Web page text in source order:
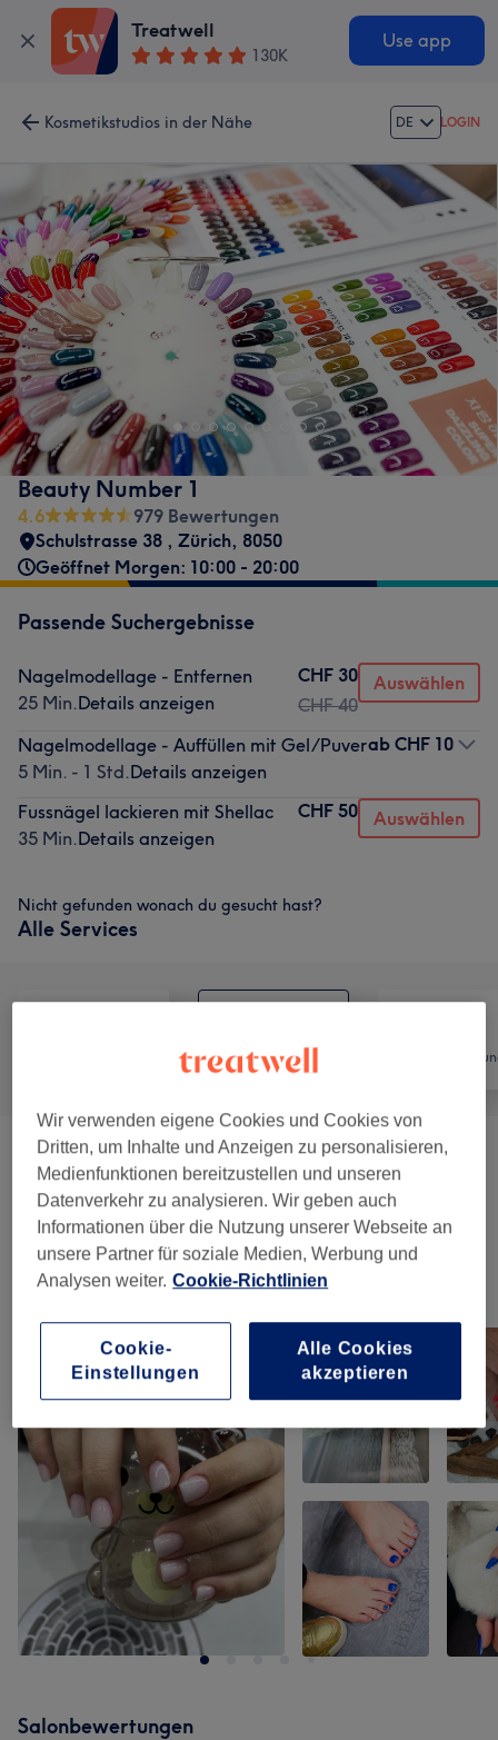
Treatwell
130K
Use app
Kosmetikstudios in der Nähe DE LOGIN
Beauty Number 1
4.6
979 Bewertungen
Schulstrasse 38 , Zürich, 8050
Geöffnet Morgen: 10:00 - 20:00
Passende Suchergebnisse
Nagelmodellage - Entfernen
25 Min.Details anzeigen
CHF 30
CHF 40
Auswählen
Nagelmodellage - Auffüllen mit Gel/Puver
5 Min. - 1 Std.Details anzeigen
ab CHF 10
Fussnägel lackieren mit Shellac
35 Min.Details anzeigen
CHF 50 Auswählen
Nicht gefunden wonach du gesucht hast?
Alle Services
Nägel
Manicure & Pedicure ( 7)
Nagelmodellagen ) ab CHF 10
Unsere Arbeit
Salonbewertungen
Wir verwenden eigene Cookies und Cookies von
Dritten, um Inhalte und Anzeigen zu personalisieren,
Medienfunktionen bereitzustellen und unseren
Datenverkehr zu analysieren. Wir geben auch
Informationen über die Nutzung unserer Webseite an
unsere Partner für soziale Medien, Werbung und
Analysen weiter. Cookie-Richtlinien
Alle Cookies
akzeptieren
Cookie-
Einstellungen